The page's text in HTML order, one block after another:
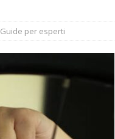
Guide per esperti